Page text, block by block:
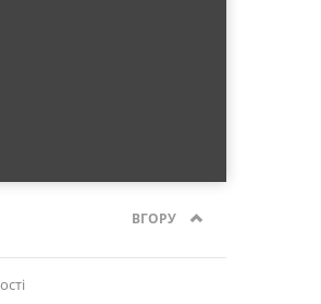
ВГОРУ